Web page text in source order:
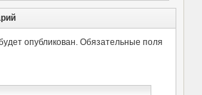
опубликован. Обязательные поля